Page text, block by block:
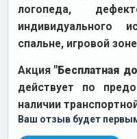
логопеда,
индивидуального
спальне, игровой
Акция "Бесплатная
действует по
наличии
Ваш отзыв будет